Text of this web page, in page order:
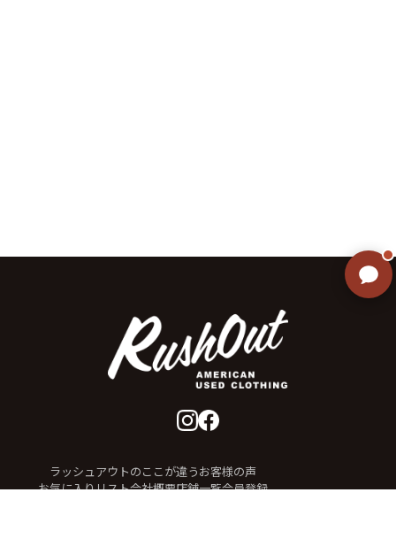
ラッシュアウトのここが違うお客様の声
お気に入りリスト会社概要店舗一覧会員登録